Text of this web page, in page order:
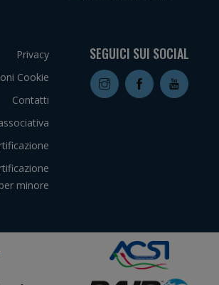
Privacy
Cookie
Contatti
per minore
SEGUICI SUI SOCIAL